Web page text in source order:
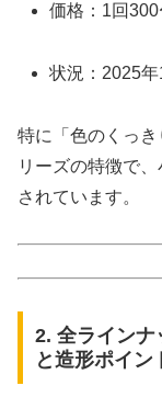
価格：1回300
状況：2025
特に「色のくっ
リーズの特徴で
されています。
2. 全ラインナ
と造形ポイン